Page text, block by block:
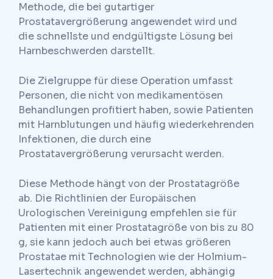
Methode, die bei gutartiger
Prostatavergrößerung angewendet wird und
die schnellste und endgültigste Lösung bei
Harnbeschwerden darstellt.
Die Zielgruppe für diese Operation umfasst
Personen, die nicht von medikamentösen
Behandlungen profitiert haben, sowie Patienten
mit Harnblutungen und häufig wiederkehrenden
Infektionen, die durch eine
Prostatavergrößerung verursacht werden.
Diese Methode hängt von der Prostatagröße
ab. Die Richtlinien der Europäischen
Urologischen Vereinigung empfehlen sie für
Patienten mit einer Prostatagröße von bis zu 80
g, sie kann jedoch auch bei etwas größeren
Prostatae mit Technologien wie der Holmium-
Lasertechnik angewendet werden, abhängig